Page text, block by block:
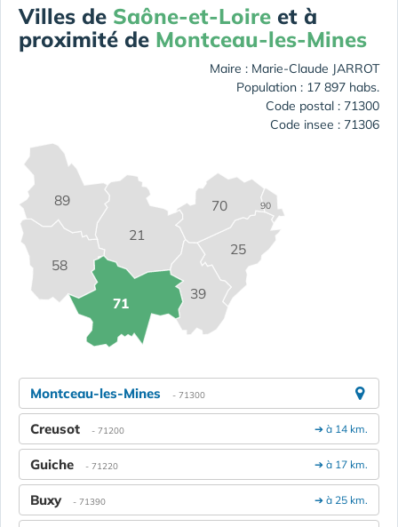
Villes de Saône-et-Loire et à
proximité de Montceau-les-Mines
Maire : Marie-Claude JARROT
Population : 17 897 habs.
Code postal : 71300
Code insee : 71306
21
25
39
58
70
71
89 90
Montceau-les-Mines - 71300
➔ à 14 km.
Creusot - 71200
➔ à 17 km.
Guiche - 71220
➔ à 25 km.
Buxy - 71390